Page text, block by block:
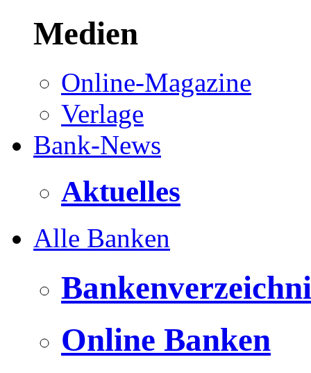
Medien
Online-Magazine
Verlage
Bank-News
Aktuelles
Alle Banken
Online Banken